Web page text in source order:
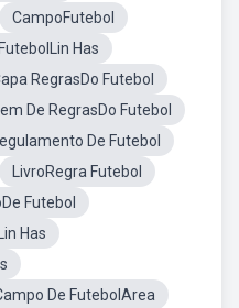
CampoFutebol
Has
RegrasDo Futebol
De RegrasDo Futebol
De Futebol
LivroRegra Futebol
Futebol
Has
De FutebolArea